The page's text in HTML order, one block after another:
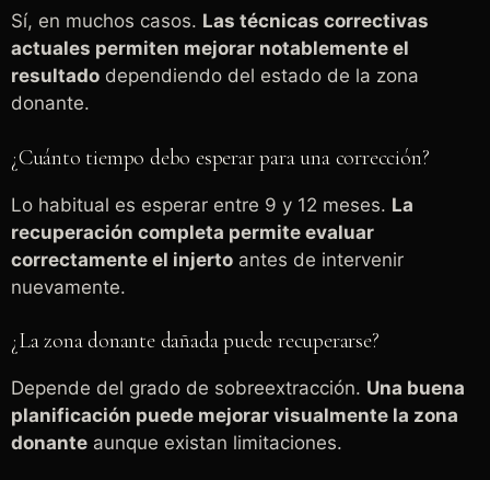
Sí, en muchos casos. Las técnicas correctivas
actuales permiten mejorar notablemente el
resultado dependiendo del estado de la zona
donante.
¿Cuánto tiempo debo esperar para una corrección?
Lo habitual es esperar entre 9 y 12 meses. La
recuperación completa permite evaluar
correctamente el injerto antes de intervenir
nuevamente.
¿La zona donante dañada puede recuperarse?
Depende del grado de sobreextracción. Una buena
planificación puede mejorar visualmente la zona
donante aunque existan limitaciones.